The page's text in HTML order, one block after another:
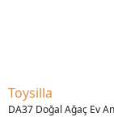
Toysilla
DA37 Doğal Ağaç Ev